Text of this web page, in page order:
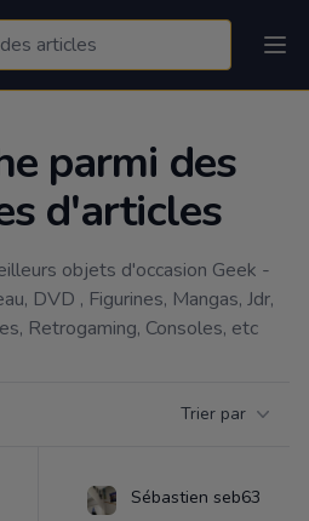
parmi des
d'articles
objets d'occasion Geek -
DVD , Figurines, Mangas, Jdr,
Retrogaming, Consoles, etc
Trier par
Sébastien seb63